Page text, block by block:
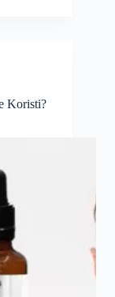
Koristi?